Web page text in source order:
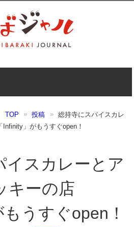
TOP 投稿
総持寺にスパイスカレ
」がもうすぐopen！
イスカレーとア
キーの店
もうすぐopen！